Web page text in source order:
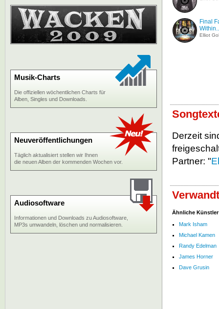
Final
Elliot
Derzeit
Partner: "
Ähnliche Künstler
Mark Isham
Michael Kamen
Randy Edelman
James Horner
Dave Grusin
Musik-Charts
Die offiziellen wöchentlichen Charts für
Alben, Singles und Downloads.
Neuveröffentlichungen
Täglich aktualisiert stellen wir Ihnen
die neuen Alben der kommenden Wochen vor.
Audiosoftware
Informationen und Downloads zu Audiosoftware,
MP3s umwandeln, löschen und normalisieren.